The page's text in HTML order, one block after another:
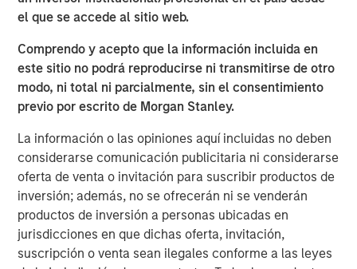
el que se accede al sitio web.
Comprendo y acepto que la información incluida en
este sitio no podrá reproducirse ni transmitirse de otro
modo, ni total ni parcialmente, sin el consentimiento
previo por escrito de Morgan Stanley.
La información o las opiniones aquí incluidas no deben
considerarse comunicación publicitaria ni considerarse
oferta de venta o invitación para suscribir productos de
inversión; además, no se ofrecerán ni se venderán
productos de inversión a personas ubicadas en
jurisdicciones en que dichas oferta, invitación,
suscripción o venta sean ilegales conforme a las leyes
is supported by best-in-class digital execution, strong
UK, Europe and the United States.
The transaction remains subject to customary closing
conditions, including regulatory approvals.
About Huel
Huel is a global leader in complete, nutritionally balanced
meals, offering a broad range of products including
powders, ready‑to‑drink shakes, Hot & Savory meals,
nutrition bars, supergreens and functional beverages.
Built on a science‑driven formulation approach, all Huel